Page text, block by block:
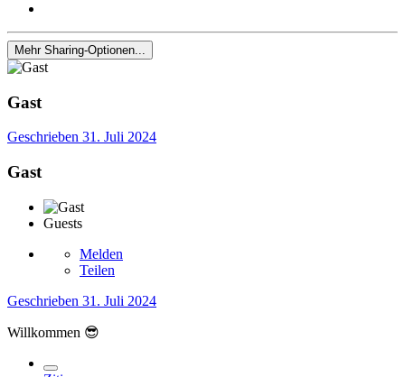
Mehr Sharing-Optionen...
Gast
Geschrieben 31. Juli 2024
Gast
Guests
Melden
Teilen
Geschrieben 31. Juli 2024
Willkommen 😎